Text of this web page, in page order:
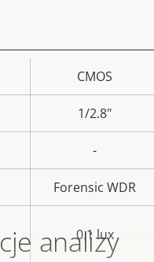
analizy
CMOS
1/2.8"
-
Forensic WDR
0.1 lux